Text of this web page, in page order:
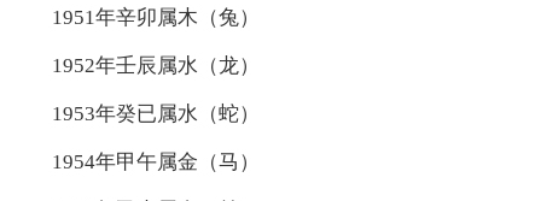
1951年辛卯属木（兔）
1952年壬辰属水（龙）
1953年癸已属水（蛇）
1954年甲午属金（马）